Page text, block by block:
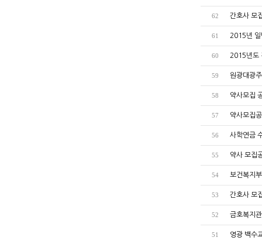
62 간호사 모
61 2015년 일
60 2015년도
59 원광대광
58 약사모집
57 약사모집
56 사학연금
55 약사 모집
54 보건복지
53 간호사 모
52 금호복지
51 영광 백수